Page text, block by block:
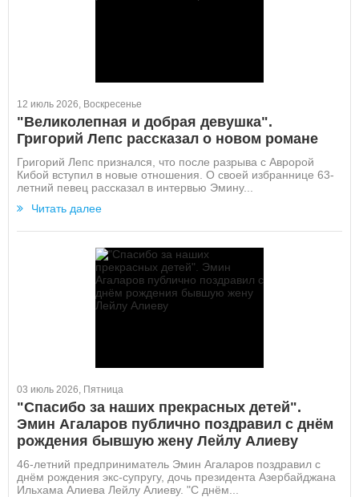
12 июль 2026, Воскресенье
"Великолепная и добрая девушка".
Григорий Лепс рассказал о новом романе
Григорий Лепс признался, что после разрыва с Авророй
Кибой вступил в новые отношения. О своей избраннице 63-
летний певец рассказал в интервью Эмину...
Читать далее
03 июль 2026, Пятница
"Спасибо за наших прекрасных детей".
Эмин Агаларов публично поздравил с днём
рождения бывшую жену Лейлу Алиеву
46-летний предприниматель Эмин Агаларов поздравил с
днём рождения экс-супругу, дочь президента Азербайджана
Ильхама Алиева Лейлу Алиеву. "С днём...